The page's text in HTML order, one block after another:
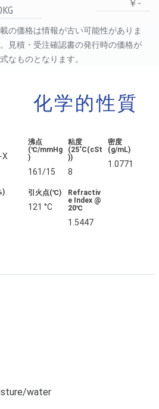
￥-
の価格は情報が古い可能性がありま
見積・受注確認書の発行時の価格が
なものとなります。
X
化学的性質
沸点
(℃/mmHg
)
161/15
粘度
(25˚C(cSt
))
8
密度
(g/mL)
1.0771
引火点(℃)
121 °C
Refractiv
e Index @
20℃
1.5447
water